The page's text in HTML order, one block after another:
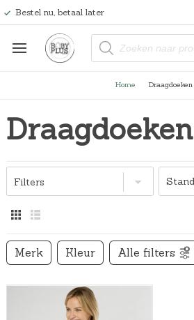
Bestel nu, betaal later
P
o
z
o
e
Home Draagdoeken
Draagdoeken
Filters
Merk Kleur Alle filters